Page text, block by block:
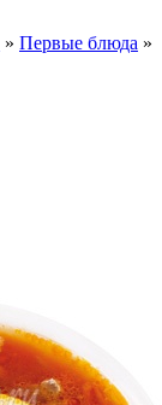
» Первые блюда »